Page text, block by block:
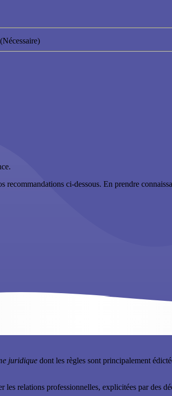
(Nécessaire)
ci-dessous. En prendre
juridique dont les règles sont principalement
les relations professionnelles, explicitées par des